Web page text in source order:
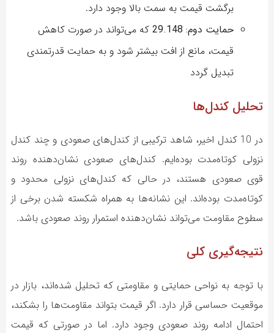
برگشت قیمت به سمت بالا وجود دارد.
حمایت دوم: 29.148
که می‌تواند در صورت کاهش
قیمت، مانع از افت بیشتر شود و به حمایت قدرتمندی
تبدیل گردد
تحلیل کندل‌ها
در 10 کندل اخیر، شاهد ترکیبی از کندل‌های صعودی و چند کندل
نزولی کوتاه‌مدت بوده‌ایم. کندل‌های صعودی نشان‌دهنده روند
قوی صعودی هستند، در حالی که کندل‌های نزولی محدود و
کوتاه‌مدت بوده‌اند. این نشانه‌ها به همراه شکسته شدن برخی از
سطوح مقاومت می‌تواند نشان‌دهنده استمرار روند صعودی باشد.
نتیجه‌گیری کلی
با توجه به نواحی حمایتی و مقاومتی که تحلیل شده‌اند، بازار در
موقعیت حساسی قرار دارد. اگر قیمت بتواند مقاومت‌ها را بشکند،
احتمال ادامه روند صعودی وجود دارد. اما در صورتی که قیمت